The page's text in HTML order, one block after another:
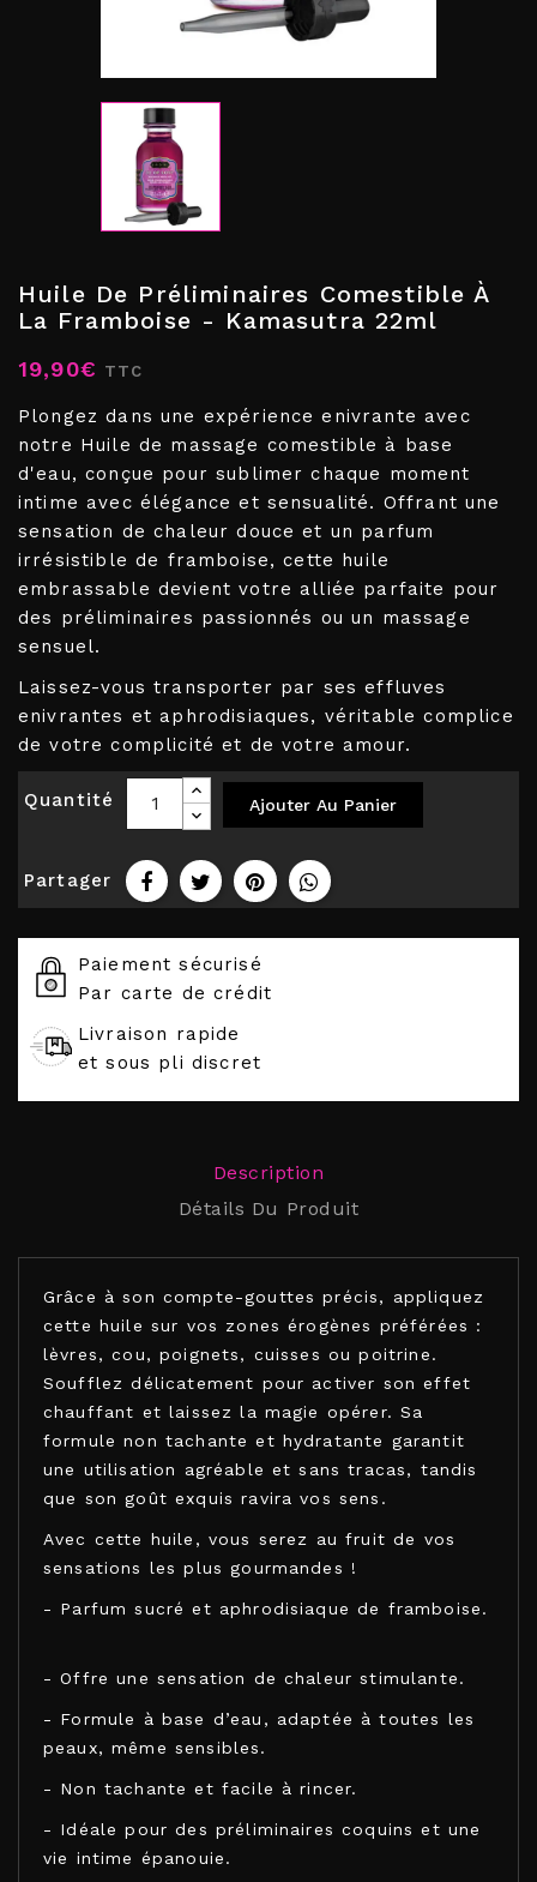
Huile De Préliminaires Comestible À
La Framboise - Kamasutra 22ml
19,90€ TTC
Plongez dans une expérience enivrante avec
notre Huile de massage comestible à base
d'eau, conçue pour sublimer chaque moment
intime avec élégance et sensualité. Offrant une
sensation de chaleur douce et un parfum
irrésistible de framboise, cette huile
embrassable devient votre alliée parfaite pour
des préliminaires passionnés ou un massage
sensuel.
Laissez-vous transporter par ses effluves
enivrantes et aphrodisiaques, véritable complice
de votre complicité et de votre amour.
Quantité Ajouter Au Panier
Partager
Paiement sécurisé
Par carte de crédit
Livraison rapide
et sous pli discret
Description
Détails Du Produit
Grâce à son compte-gouttes précis, appliquez
cette huile sur vos zones érogènes préférées :
lèvres, cou, poignets, cuisses ou poitrine.
Soufflez délicatement pour activer son effet
chauffant et laissez la magie opérer. Sa
formule non tachante et hydratante garantit
une utilisation agréable et sans tracas, tandis
que son goût exquis ravira vos sens.
Avec cette huile, vous serez au fruit de vos
sensations les plus gourmandes !
- Parfum sucré et aphrodisiaque de framboise.
- Offre une sensation de chaleur stimulante.
- Formule à base d’eau, adaptée à toutes les
peaux, même sensibles.
- Non tachante et facile à rincer.
- Idéale pour des préliminaires coquins et une
vie intime épanouie.